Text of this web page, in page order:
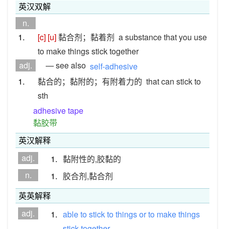
英汉双解
n.
1.
[c] [u]黏合剂；黏着剂 a substance that you use
to make things stick together
adj.
— see also self-adhesive
1.
黏合的；黏附的；有附着力的 that can stick to
sth
adhesive tape
黏胶带
英汉解释
adj.
1. 黏附性的,胶黏的
n.
1. 胶合剂,黏合剂
英英解释
adj.
1. ableto stickto thingsorto makethings